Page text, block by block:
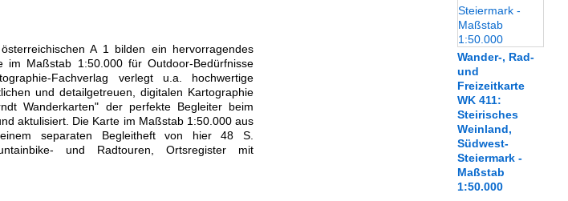
A 1 bilden ein hervorragendes
Maßstab 1:50.000 für Outdoor-Bedürfnisse
Fachverlag verlegt u.a. hochwertige
und detailgetreuen, digitalen Kartographie
Wanderkarten" der perfekte Begleiter beim
aktulisiert. Die Karte im Maßstab 1:50.000 aus
separaten Begleitheft von hier 48 S.
und Radtouren, Ortsregister mit
Wander-, Rad-
und
Freizeitkarte
WK 411:
Steirisches
Weinland,
Südwest-
Steiermark -
Maßstab
1:50.000